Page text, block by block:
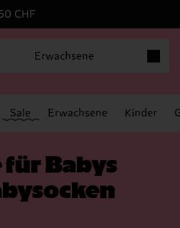
CHF
Erwachsene
Sale Erwachsene Kinder
für Babys